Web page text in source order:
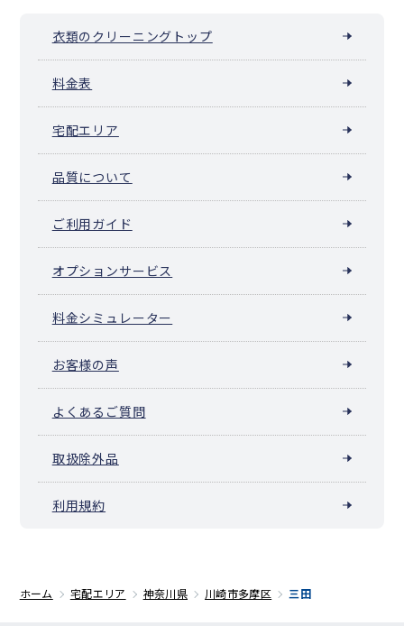
衣類のクリーニングトップ
料金表
宅配エリア
品質について
ご利用ガイド
オプションサービス
料金シミュレーター
お客様の声
よくあるご質問
取扱除外品
利用規約
ホーム 宅配エリア 神奈川県 川崎市多摩区 三田